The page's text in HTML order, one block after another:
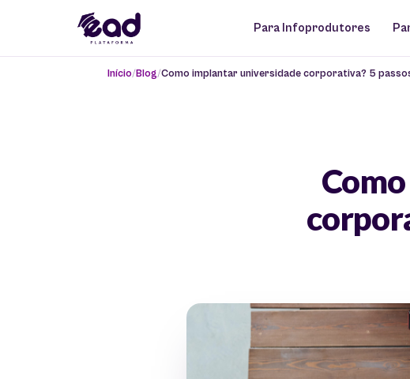
Para Infoprodutores
Início Blog Como implantar universidade corporativa? 5